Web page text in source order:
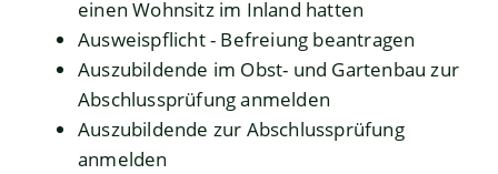
einen Wohnsitz im Inland hatten
Ausweispflicht - Befreiung beantragen
Auszubildende im Obst- und Gartenbau zur
Abschlussprüfung anmelden
Auszubildende zur Abschlussprüfung
anmelden